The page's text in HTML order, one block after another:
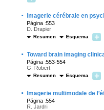
· Imagerie cérébrale en
Página :553
D. Drapier
Resumen Esquema
· Toward brain imaging
Página :553-554
G. Robert
Resumen Esquema
· Imagerie multimodale de
Página :554
R. Jardri